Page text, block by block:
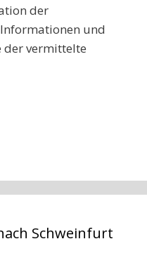
der
und
der vermittelte
Schweinfurt